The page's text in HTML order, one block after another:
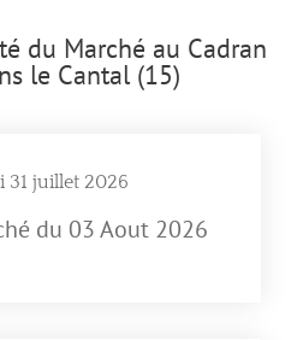
du Marché au Cadran
le Cantal (15)
31 juillet 2026
du 03 Aout 2026